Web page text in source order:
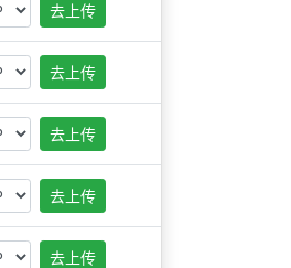
去上传
去上传
去上传
去上传
去上传